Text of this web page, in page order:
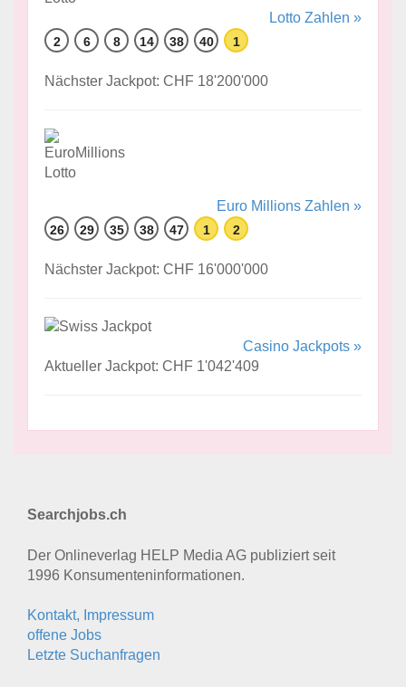
Lotto Zahlen »
2 6 8 14 38 40 1
Nächster Jackpot: CHF 18'200'000
Euro Millions Zahlen »
26 29 35 38 47 1 2
Nächster Jackpot: CHF 16'000'000
Casino Jackpots »
Aktueller Jackpot: CHF 1'042'409
Searchjobs.ch
Der Onlineverlag HELP Media AG publiziert seit
1996 Konsumenten­informationen.
Kontakt, Impressum
offene Jobs
Letzte Suchanfragen